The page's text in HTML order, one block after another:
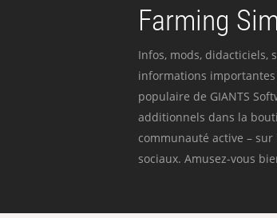
Farming
Infos, mods, didacticiels,
informations
populaire de GIANTS
additionnels dans la
communauté active –
sociaux. Amusez-vous